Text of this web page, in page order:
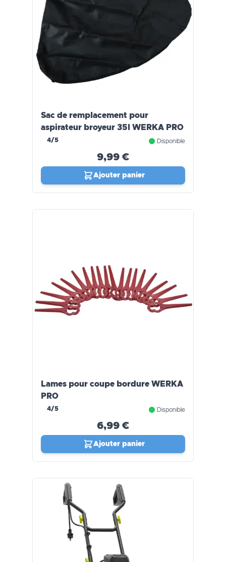
Sac de remplacement pour
aspirateur broyeur 35l WERKA PRO
4/5 Disponible
9,99 €
Ajouter panier
Lames pour coupe bordure WERKA
PRO
4/5 Disponible
6,99 €
Ajouter panier